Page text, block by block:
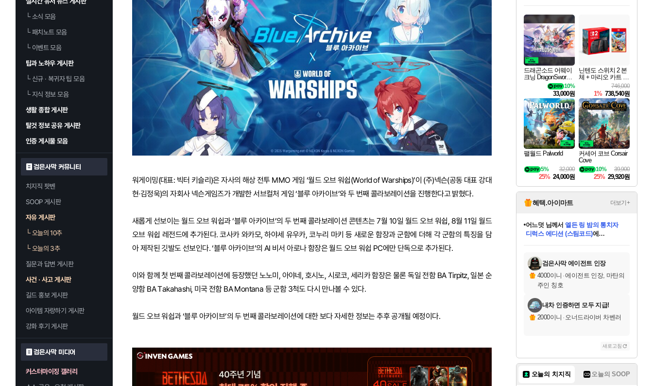
└소식 모음
└패치노트 모음
└이벤트 모음
팁과 노하우 게시판
└신규 · 복귀자 팁 모음
└지식 정보 모음
생활 종합 게시판
탈것 정보 공유 게시판
인증 게시물 모음
검은사막 커뮤니티
치지직 팟벤
SOOP 게시판
자유 게시판
└오늘의 10추
└오늘의 3추
질문과 답변 게시판
사건 · 사고 게시판
길드 홍보 게시판
아이템 자랑하기 게시판
강화 후기 게시판
검은사막 미디어
커스터마이징 갤러리
워게이밍(대표: 빅터 키슬리)은 자사의 해상 전투 MMO 게임 ‘월드 오브 워쉽(World of Warships)’이 (주)넥슨(공동 대표 강대
현∙김정욱)의 자회사 넥슨게임즈가 개발한 서브컬처 게임 ‘블루 아카이브’와 두 번째 콜라보레이션을 진행한다고 밝혔다.
새롭게 선보이는 월드 오브 워쉽과 ‘블루 아카이브’의 두 번째 콜라보레이션 콘텐츠는 7월 10일 월드 오브 워쉽, 8월 11일 월드
오브 워쉽 레전드에 추가된다. 코사카 와카모, 하야세 유우카, 코누리 마키 등 새로운 함장과 군함에 더해 각 군함의 특징을 담
아 제작된 깃발도 선보인다. ‘블루 아카이브’의 AI 비서 아로나 함장은 월드 오브 워쉽 PC에만 단독으로 추가된다.
이와 함께 첫 번째 콜라보레이션에 등장했던 노노미, 아야네, 호시노, 시로코, 세리카 함장은 물론 독일 전함 BA Tirpitz, 일본 순
양함 BA Takahashi, 미국 전함 BA Montana 등 군함 3척도 다시 만나볼 수 있다.
월드 오브 워쉽과 ‘블루 아카이브’의 두 번째 콜라보레이션에 대한 보다 자세한 정보는 추후 공개될 예정이다.
최대 90% 할인가를 만나보세요!
네이버혜택과 함께 만나보세요!
50%할인&추가 적립까지!
이니&베니 혜택까지!
네이버 혜택가와 함께 예약하세요!
할인&네이버혜택으로 만나보세요!
네이버페이 혜택과 만나보세요!
할인가에 만나보세요!
일부 에디션 상시 할인!
혜택으로 예약 판매 중
편안하게 충전하세요
드래곤소드 어웨이
크닝 DragonSword A
10%
33,000원
닌텐도 스위치 2 본
체 + 마리오 카트 월
746,000
1% 738,540원
팰월드 Palworld
32,000
5%
25% 24,000원
커세어 코브 Corsair
Cove
39,900
10%
25% 29,920원
혜택.아이마트 더보기+
당첨되셨습니다.
당첨되셨습니다.
어느덧 님께서엘든 링 밤의 통치자
디럭스 에디션 (스팀코드)에
당첨되셨습니다.
에디션 (스팀코드)를 교환.
당첨되셨습니다.
당첨되셨습니다.
당첨되셨습니다.
당첨되셨습니다.
검은사막 에이전트 인장
4000이니 ·에이전트 인장, 마탄의
주인 칭호
내차 인증하면 모두 지급!
2000이니 · 오너드라이버 차벤러
새로고침
오늘의 치지직 오늘의 SOOP